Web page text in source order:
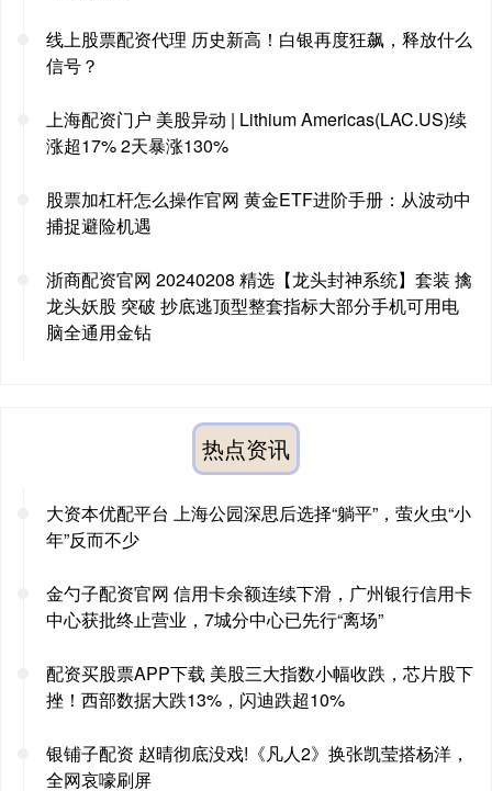
线上股票配资代理 历史新高！白银再度狂飙，释放什么
信号？
上海配资门户 美股异动 | Lithium Americas(LAC.US)续
涨超17% 2天暴涨130%
股票加杠杆怎么操作官网 黄金ETF进阶手册：从波动中
捕捉避险机遇
浙商配资官网 20240208 精选【龙头封神系统】套装 擒
龙头妖股 突破 抄底逃顶型整套指标大部分手机可用电
脑全通用金钻
热点资讯
大资本优配平台 上海公园深思后选择“躺平”，萤火虫“小
年”反而不少
金勺子配资官网 信用卡余额连续下滑，广州银行信用卡
中心获批终止营业，7城分中心已先行“离场”
配资买股票APP下载 美股三大指数小幅收跌，芯片股下
挫！西部数据大跌13%，闪迪跌超10%
银铺子配资 赵晴彻底没戏!《凡人2》换张凯莹搭杨洋，
全网哀嚎刷屏